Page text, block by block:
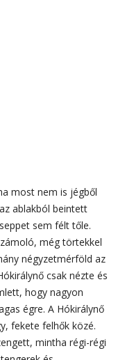
most nem is jégből
ablakból beintett
sem félt tőle.
még törtekkel
négyzetmérföld az
csak nézte és
hogy nagyon
égre. A Hókirálynő
fekete felhők közé.
mintha régi-régi